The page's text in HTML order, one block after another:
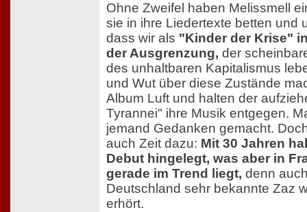
Ohne Zweifel haben Melissmell
sie in ihre Liedertexte betten und
dass wir als "Kinder der Krise"
der Ausgrenzung, der
des unhaltbaren Kapitalismus
und Wut über diese Zustände
Album Luft und halten der
Tyrannei" ihre Musik entgegen.
jemand Gedanken gemacht.
auch Zeit dazu: Mit 30 Jahren
Debut hingelegt, was aber in
gerade im Trend liegt, denn
Deutschland sehr bekannte Zaz
erhört.